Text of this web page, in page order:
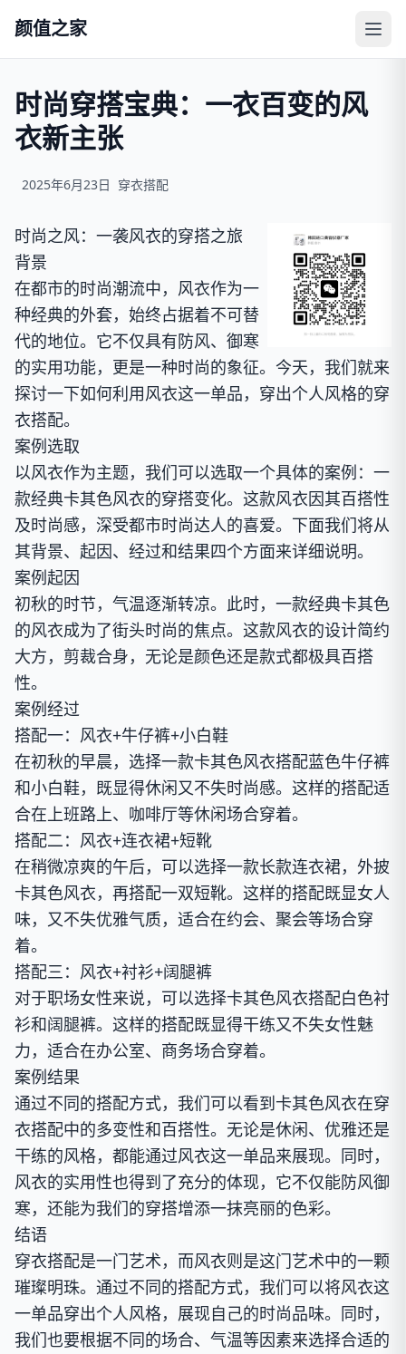
颜值之家
时尚穿搭宝典：一衣百变的风
衣新主张
2025年6月23日 穿衣搭配
时尚之风：一袭风衣的穿搭之旅
背景
在都市的时尚潮流中，风衣作为一
种经典的外套，始终占据着不可替
代的地位。它不仅具有防风、御寒
的实用功能，更是一种时尚的象征。今天，我们就来
探讨一下如何利用风衣这一单品，穿出个人风格的穿
衣搭配。
案例选取
以风衣作为主题，我们可以选取一个具体的案例：一
款经典卡其色风衣的穿搭变化。这款风衣因其百搭性
及时尚感，深受都市时尚达人的喜爱。下面我们将从
其背景、起因、经过和结果四个方面来详细说明。
案例起因
初秋的时节，气温逐渐转凉。此时，一款经典卡其色
的风衣成为了街头时尚的焦点。这款风衣的设计简约
大方，剪裁合身，无论是颜色还是款式都极具百搭
性。
案例经过
搭配一：风衣+牛仔裤+小白鞋
在初秋的早晨，选择一款卡其色风衣搭配蓝色牛仔裤
和小白鞋，既显得休闲又不失时尚感。这样的搭配适
合在上班路上、咖啡厅等休闲场合穿着。
搭配二：风衣+连衣裙+短靴
在稍微凉爽的午后，可以选择一款长款连衣裙，外披
卡其色风衣，再搭配一双短靴。这样的搭配既显女人
味，又不失优雅气质，适合在约会、聚会等场合穿
着。
搭配三：风衣+衬衫+阔腿裤
对于职场女性来说，可以选择卡其色风衣搭配白色衬
衫和阔腿裤。这样的搭配既显得干练又不失女性魅
力，适合在办公室、商务场合穿着。
案例结果
通过不同的搭配方式，我们可以看到卡其色风衣在穿
衣搭配中的多变性和百搭性。无论是休闲、优雅还是
干练的风格，都能通过风衣这一单品来展现。同时，
风衣的实用性也得到了充分的体现，它不仅能防风御
寒，还能为我们的穿搭增添一抹亮丽的色彩。
结语
穿衣搭配是一门艺术，而风衣则是这门艺术中的一颗
璀璨明珠。通过不同的搭配方式，我们可以将风衣这
一单品穿出个人风格，展现自己的时尚品味。同时，
我们也要根据不同的场合、气温等因素来选择合适的